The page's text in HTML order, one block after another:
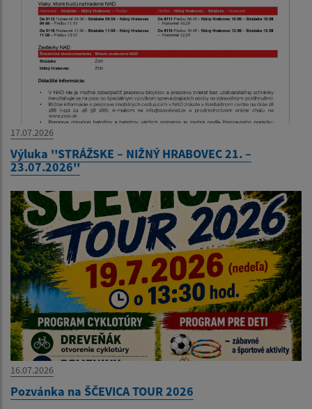
17.07.2026
Výluka ''STRÁŽSKE – NIŽNÝ HRABOVEC 21. –
23.07.2026''
16.07.2026
Pozvánka na ŠČEVICA TOUR 2026